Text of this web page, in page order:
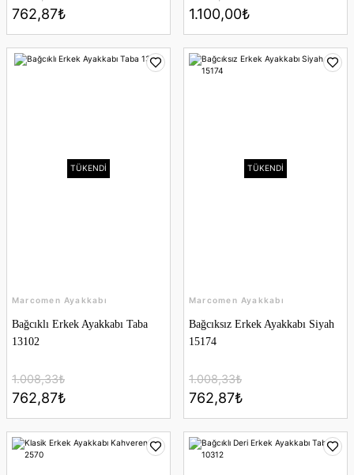
762,87₺ 1.100,00₺
TÜKENDİ
Marcomen Ayakkabı
Bağcıklı Erkek Ayakkabı Taba
13102
762,87₺
1.008,33₺
TÜKENDİ
Marcomen Ayakkabı
Bağcıksız Erkek Ayakkabı Siyah
15174
762,87₺
1.008,33₺